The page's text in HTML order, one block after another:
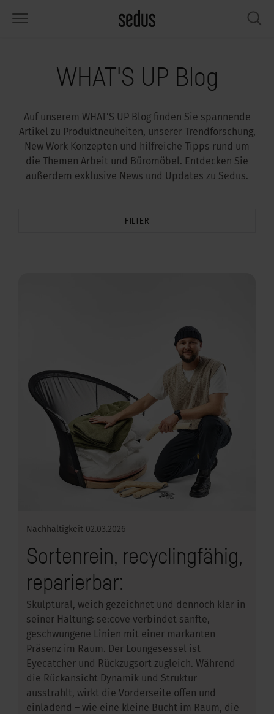
Screens & Akustik
Möbel konfigurieren
& Software für die Büroplanung
„Sedus Solutions“
– Zirkuläre Büromöbel
& Fakten
WHAT'S UP Blog
Auf unserem WHAT’S UP Blog finden Sie spannende
Artikel zu Produktneuheiten, unserer Trendforschung,
New Work Konzepten und hilfreiche Tipps rund um
die Themen Arbeit und Büromöbel. Entdecken Sie
außerdem exklusive News und Updates zu Sedus.
FILTER
Nachhaltigkeit 02.03.2026
Sortenrein, recyclingfähig,
reparierbar:
Skulptural, weich gezeichnet und dennoch klar in
seiner Haltung: se:cove verbindet sanfte,
geschwungene Linien mit einer markanten
Präsenz im Raum. Der Loungesessel ist
Eyecatcher und Rückzugsort zugleich. Während
die Rückansicht Dynamik und Struktur
ausstrahlt, wirkt die Vorderseite offen und
einladend – wie eine kleine Bucht im Raum, die